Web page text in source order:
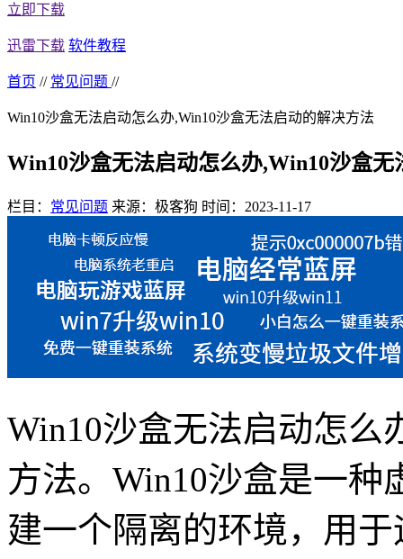
立即下载
迅雷下载 软件教程
首页 // 常见问题 //
Win10沙盒无法启动怎么办,Win10沙盒无法启动的解决方法
Win10沙盒无法启动怎么办,Win10沙盒无
栏目： 常见问题 来源：极客狗 时间：2023-11-17
Win10沙盒无法启动怎么
方法。Win10沙盒是一种
建一个隔离的环境，用